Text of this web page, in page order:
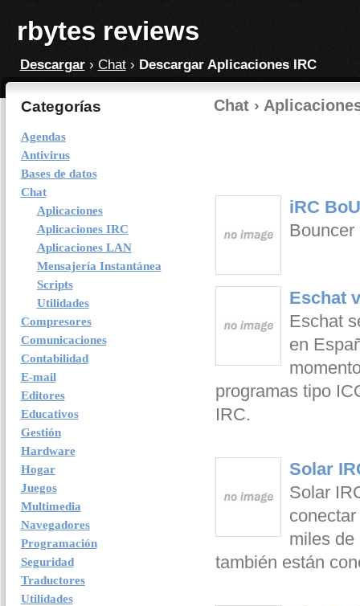
rbytes reviews
Descargar› Chat› Descargar Aplicaciones IRC
Categorías
Agendas
Antivirus
Bases de datos
Chat
Aplicaciones
Aplicaciones IRC
Aplicaciones LAN
Mensajería Instantánea
Scripts
Utilidades
Compresores
Comunicaciones
Contabilidad
E-mail
Editores
Educativos
Gestión
Hardware
Hogar
Juegos
Multimedia
Navegadores
Programación
Seguridad
Traductores
Utilidades
Chat ›
iRC
Bouncer
Eschat
Eschat
en
programas tipo
IRC.
Solar
Solar
miles de
también están